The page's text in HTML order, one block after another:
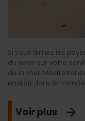
Si vous aimez les
du soleil sur votre
de la mer
endroit dans le
Voir plus